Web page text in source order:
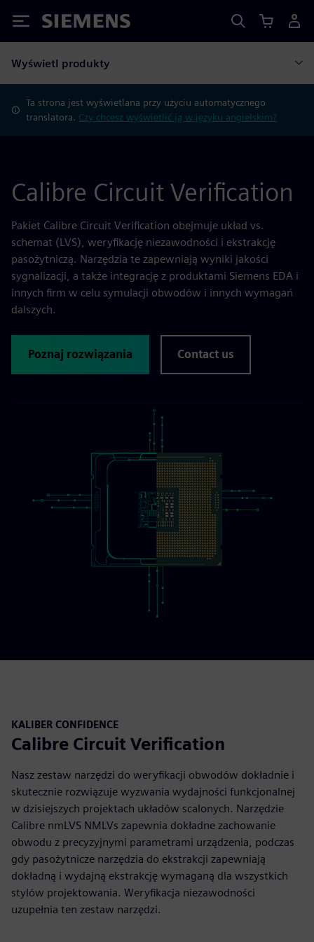
Siemens
Wyświetl produkty
Ta strona jest wyświetlana przy użyciu automatycznego
translatora. Czy chcesz wyświetlić ją w języku angielskim?
Calibre Circuit Verification
Pakiet Calibre Circuit Verification obejmuje układ vs.
schemat (LVS), weryfikację niezawodności i ekstrakcję
pasożytniczą. Narzędzia te zapewniają wyniki jakości
sygnalizacji, a także integrację z produktami Siemens EDA i
innych firm w celu symulacji obwodów i innych wymagań
dalszych.
Poznaj rozwiązania Contact us
KALIBER CONFIDENCE
Calibre Circuit Verification
Nasz zestaw narzędzi do weryfikacji obwodów dokładnie i
skutecznie rozwiązuje wyzwania wydajności funkcjonalnej
w dzisiejszych projektach układów scalonych. Narzędzie
Calibre nmLVS NMLVs zapewnia dokładne zachowanie
obwodu z precyzyjnymi parametrami urządzenia, podczas
gdy pasożytnicze narzędzia do ekstrakcji zapewniają
dokładną i wydajną ekstrakcję wymaganą dla wszystkich
stylów projektowania. Weryfikacja niezawodności
uzupełnia ten zestaw narzędzi.